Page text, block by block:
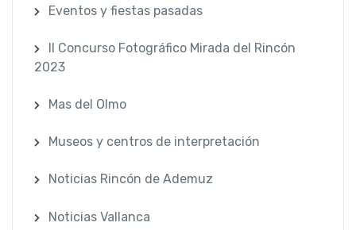
Eventos y fiestas pasadas
II Concurso Fotográfico Mirada del Rincón
2023
Mas del Olmo
Museos y centros de interpretación
Noticias Rincón de Ademuz
Noticias Vallanca